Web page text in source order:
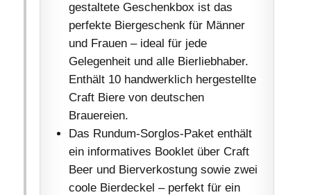
gestaltete Geschenkbox ist das
perfekte Biergeschenk für Männer
und Frauen – ideal für jede
Gelegenheit und alle Bierliebhaber.
Enthält 10 handwerklich hergestellte
Craft Biere von deutschen
Brauereien.
Das Rundum-Sorglos-Paket enthält
ein informatives Booklet über Craft
Beer und Bierverkostung sowie zwei
coole Bierdeckel – perfekt für ein